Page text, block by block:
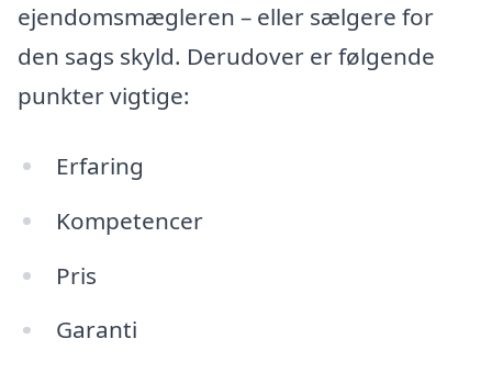
ejendomsmægleren – eller sælgere for
den sags skyld. Derudover er følgende
punkter vigtige:
Erfaring
Kompetencer
Pris
Garanti